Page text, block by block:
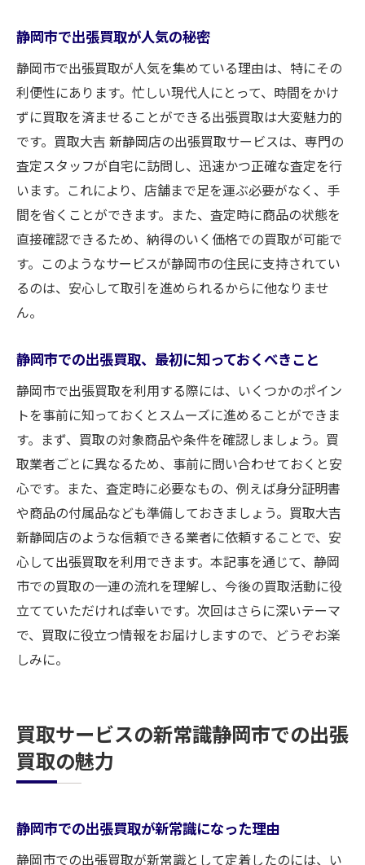
活用法
静岡市での買取時間を大幅に短縮する方法
出張買取を使って静岡市での買取時間を節
忙しいあなたに！静岡市での出張買取の活
用法
静岡市で時間を有効に使うための出張買取
の秘訣
静岡市の買取で効果的に時間を節約する方
化
静岡市で安心して買取を進める出張買取のおす
すめポイント
静岡市の出張買取で安心感を得る方法
安心して使える！静岡市の出張買取サービ
ス
静岡市での買取を安全に進めるための出張
ポイント
信頼できる静岡市の出張買取の活用法
静岡市での買取で安心を確保する出張サー
ビス
利点
買取大吉新静岡店が提供する静岡市の出張
買取の魅力
買取大吉新静岡店が推奨する出張買取のポ
静岡市で出張買取が人気の秘密
静岡市で出張買取が人気を集めている理由は、特にその
利便性にあります。忙しい現代人にとって、時間をかけ
ずに買取を済ませることができる出張買取は大変魅力的
です。買取大吉 新静岡店の出張買取サービスは、専門の
査定スタッフが自宅に訪問し、迅速かつ正確な査定を行
います。これにより、店舗まで足を運ぶ必要がなく、手
間を省くことができます。また、査定時に商品の状態を
直接確認できるため、納得のいく価格での買取が可能で
す。このようなサービスが静岡市の住民に支持されてい
るのは、安心して取引を進められるからに他なりませ
ん。
静岡市での出張買取、最初に知っておくべきこと
静岡市で出張買取を利用する際には、いくつかのポイン
トを事前に知っておくとスムーズに進めることができま
す。まず、買取の対象商品や条件を確認しましょう。買
取業者ごとに異なるため、事前に問い合わせておくと安
心です。また、査定時に必要なもの、例えば身分証明書
や商品の付属品なども準備しておきましょう。買取大吉
新静岡店のような信頼できる業者に依頼することで、安
心して出張買取を利用できます。本記事を通じて、静岡
市での買取の一連の流れを理解し、今後の買取活動に役
立てていただければ幸いです。次回はさらに深いテーマ
で、買取に役立つ情報をお届けしますので、どうぞお楽
しみに。
買取サービスの新常識静岡市での出張
買取の魅力
静岡市での出張買取が新常識になった理由
静岡市での出張買取が新常識として定着したのには、い